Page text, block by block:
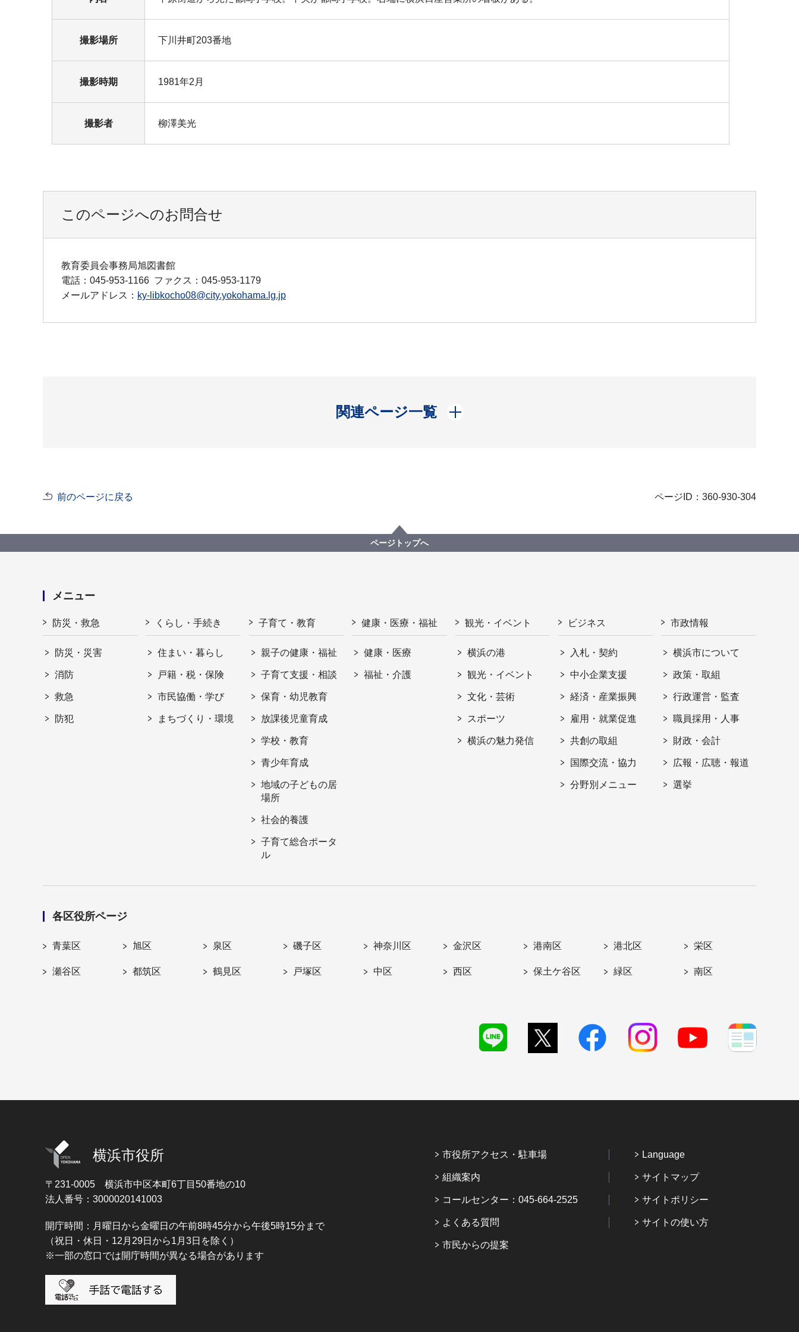
撮影場所 下川井町203番地
撮影時期 1981年2月
撮影者 柳澤美光
このページへのお問合せ
教育委員会事務局旭図書館
電話：045-953-1166 ファクス：045-953-1179
メールアドレス： ky-libkocho08@city.yokohama.lg.jp
関連ページ一覧
開く
前のページに戻る ページID：360-930-304
ページトップへ
メニュー
防災・救急
防災・災害
消防
救急
防犯
くらし・手続き
住まい・暮らし
戸籍・税・保険
市民協働・学び
まちづくり・環境
子育て・教育
親子の健康・福祉
子育て支援・相談
保育・幼児教育
放課後児童育成
学校・教育
青少年育成
地域の子どもの居
場所
社会的養護
子育て総合ポータ
ル
健康・医療・福祉
健康・医療
福祉・介護
観光・イベント
横浜の港
観光・イベント
文化・芸術
スポーツ
横浜の魅力発信
ビジネス
入札・契約
中小企業支援
経済・産業振興
雇用・就業促進
共創の取組
国際交流・協力
分野別メニュー
市政情報
横浜市について
政策・取組
行政運営・監査
職員採用・人事
財政・会計
広報・広聴・報道
選挙
各区役所ページ
青葉区 旭区 泉区 磯子区 神奈川区 金沢区 港南区 港北区 栄区
瀬谷区 都筑区 鶴見区 戸塚区 中区 西区 保土ケ谷区 緑区 南区
横浜市役所
〒231-0005 横浜市中区本町6丁目50番地の10
法人番号：3000020141003
開庁時間：月曜日から金曜日の午前8時45分から午後5時15分まで
（祝日・休日・12月29日から1月3日を除く）
※一部の窓口では開庁時間が異なる場合があります
市役所アクセス・駐車場
組織案内
コールセンター：045-664-2525
よくある質問
市民からの提案
Language
サイトマップ
サイトポリシー
サイトの使い方